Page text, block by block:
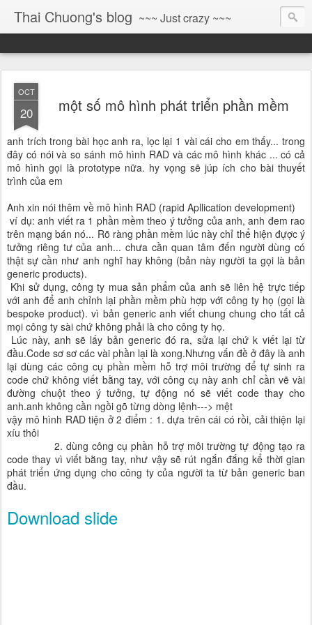
Thai Chuong's blog ~~~ Just crazy ~~~
OCT
20 một số mô hình phát triển phần mềm
anh trích trong bài học anh ra, lọc lại 1 vài cái cho em thấy... trong
đây có nói và so sánh mô hình RAD và các mô hình khác ... có cả
mô hình gọi là prototype nữa. hy vọng sẽ júp ích cho bài thuyết
trình của em
Anh xin nói thêm về mô hình RAD (rapid Apllication development)
ví dụ: anh viết ra 1 phần mềm theo ý tưởng của anh, anh đem rao
trên mạng bán nó... Rõ ràng phần mềm lúc này chỉ thể hiện đựợc ý
tưởng riêng tư của anh... chưa cần quan tâm đến người dùng có
thật sự cần như anh nghĩ hay không (bản này người ta gọi là bản
generic products).
Khi sử dụng, công ty mua sản phẩm của anh sẽ liên hệ trực tiếp
với anh để anh chỉnh lại phần mềm phù hợp với công ty họ (gọi là
bespoke product). vì bản generic anh viết chung chung cho tất cả
mọi công ty sài chứ không phải là cho công ty họ.
Lúc này, anh sẽ lấy bản generic đó ra, sửa lại chứ k viết lại từ
đầu.Code sơ sơ các vài phần lại là xong.Nhưng vấn đề ở đây là anh
lại dùng các công cụ phần mềm hỗ trợ môi trường để tự sinh ra
code chứ không viết bằng tay, với công cụ này anh chỉ cần vẽ vài
đường chuột theo ý tưởng, tự động nó sẽ viết code thay cho
anh.anh không cần ngồi gõ từng dòng lệnh---> mệt
vậy mô hình RAD tiện ở 2 điểm : 1. dựa trên cái có rồi, cải thiện lại
xíu thôi
2. dùng công cụ phần hỗ trợ môi trường tự động tạo ra
code thay vì viết bằng tay, như vậy sẽ rút ngắn đắng kể thời gian
phát triển ứng dụng cho công ty của người ta từ bản generic ban
đầu.
Download slide